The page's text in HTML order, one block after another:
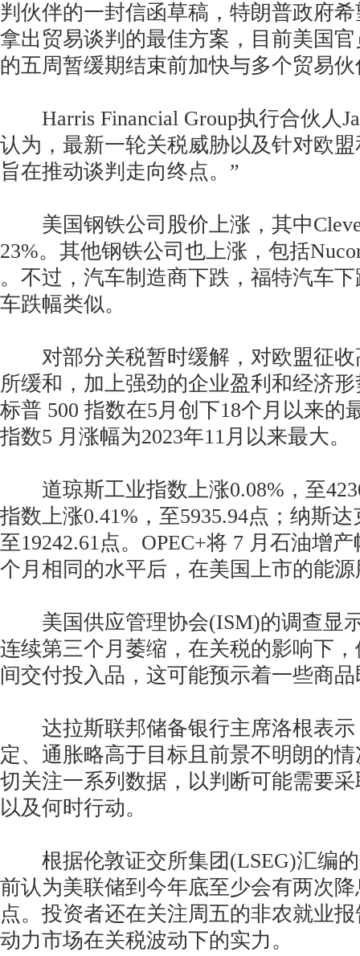
判伙伴的一封信函草稿，特朗普政府
拿出贸易谈判的最佳方案，目前美国
的五周暂缓期结束前加快与多个贸易
Harris Financial Group执行合伙人
认为，最新一轮关税威胁以及针对欧
旨在推动谈判走向终点。”
美国钢铁公司股价上涨，其中
23%。其他钢铁公司也上涨，包括
。不过，汽车制造商下跌，福特汽车
车跌幅类似。
对部分关税暂时缓解，对欧盟征收
所缓和，加上强劲的企业盈利和经济
标普 500 指数在5月创下18个月以来的
指数5 月涨幅为2023年11月以来最大。
道琼斯工业指数上涨0.08%，至
指数上涨0.41%，至5935.94点；纳斯
至19242.61点。OPEC+将 7 月石油增
个月相同的水平后，在美国上市的能
美国供应管理协会(ISM)的调查显
连续第三个月萎缩，在关税的影响下
间交付投入品，这可能预示着一些商
达拉斯联邦储备银行主席洛根表示
定、通胀略高于目标且前景不明朗的
切关注一系列数据，以判断可能需要
以及何时行动。
根据伦敦证交所集团(LSEG)汇编的
前认为美联储到今年底至少会有两次
点。投资者还在关注周五的非农就业
动力市场在关税波动下的实力。